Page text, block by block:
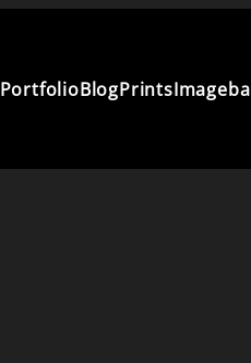
PortfolioBlogPrints